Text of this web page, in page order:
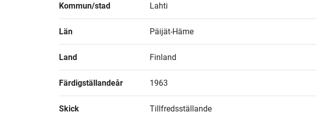
Kommun/stad Lahti
Län Päijät-Häme
Land Finland
Färdigställandeår 1963
Skick Tillfredsställande